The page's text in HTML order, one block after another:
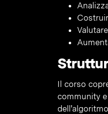
Il corso
community